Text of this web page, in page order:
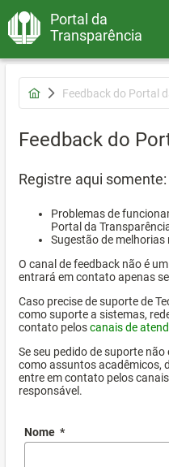
Portal da
Transparência
Feedback do Portal
Feedback do
Registre aqui somente:
Problemas de
Portal da
Sugestão de melhorias
O canal de feedback não é
entrará em contato apenas
Caso precise de suporte de
como suporte a sistemas,
contato peloscanais de
Se seu pedido de suporte
como assuntos acadêmicos,
entre em contato pelos
responsável.
Nome *